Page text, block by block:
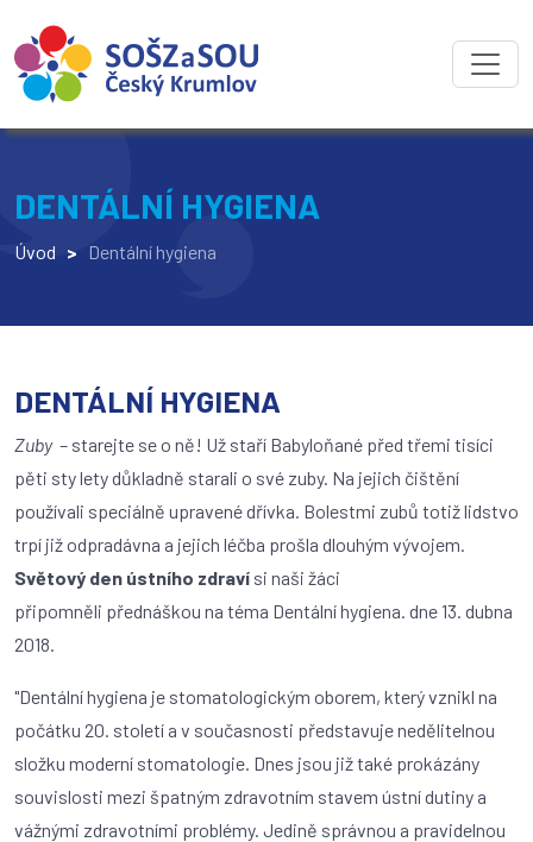
DENTÁLNÍ HYGIENA
Úvod > Dentální hygiena
DENTÁLNÍ HYGIENA
Zuby – starejte se o ně! Už staří Babyloňané před třemi tisíci
pěti sty lety důkladně starali o své zuby. Na jejich čištění
používali speciálně upravené dřívka. Bolestmi zubů totiž lidstvo
trpí již odpradávna a jejich léčba prošla dlouhým vývojem.
Světový den ústního zdraví si naši žáci
připomněli přednáškou na téma Dentální hygiena. dne 13. dubna
2018.
"Dentální hygiena je stomatologickým oborem, který vznikl na
počátku 20. století a v současnosti představuje nedělitelnou
složku moderní stomatologie. Dnes jsou již také prokázány
souvislosti mezi špatným zdravotním stavem ústní dutiny a
vážnými zdravotními problémy. Jedině správnou a pravidelnou